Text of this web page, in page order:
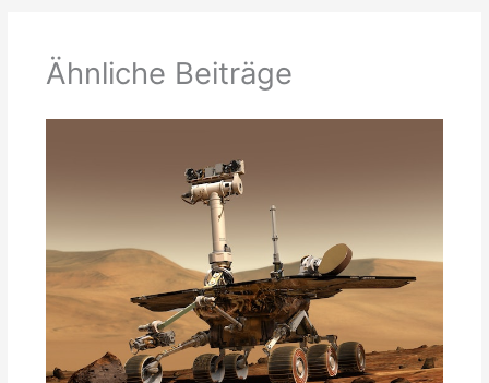
Ähnliche Beiträge